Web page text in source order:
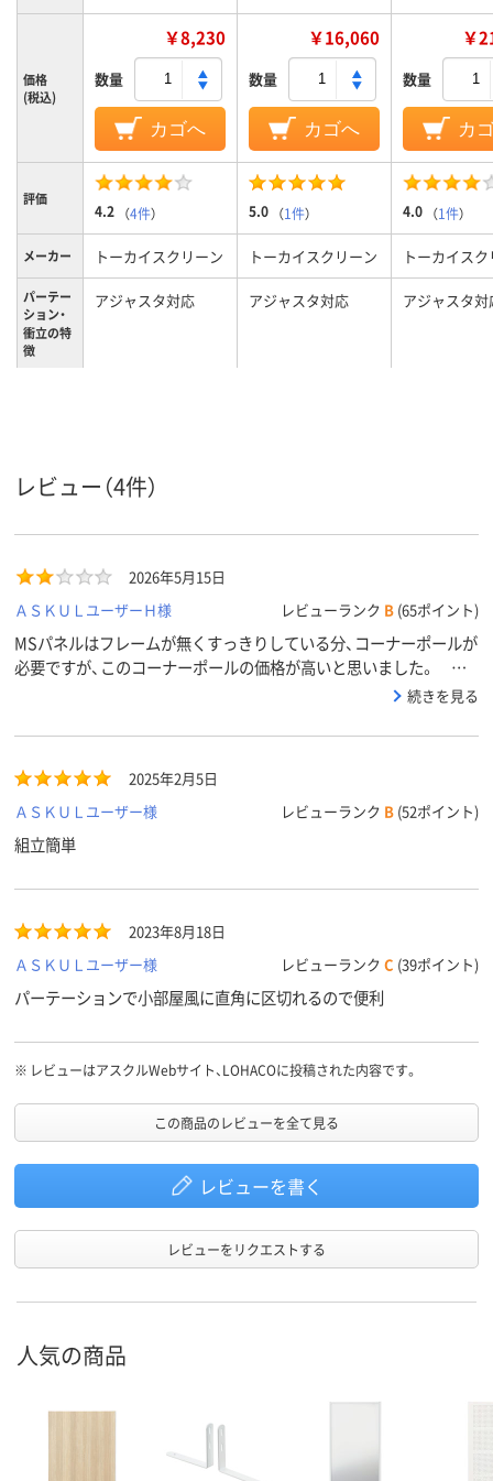
価格
(税込)
￥8,230
数量
カゴへ
￥16,060
数量
カゴへ
￥
数量
カ
評価
4.2 （4件） 5.0 （1件） 4.0 （1件）
メーカー トーカイスクリーン トーカイスクリーン トーカイス
パーテー
ション・
衝立の特
徴
アジャスタ対応 アジャスタ対応 アジャスタ対
質量 0.8kg
レビュー（4件）
2026年5月15日
ＡＳＫＵＬユーザーＨ様
レビューランク B (65ポイント)
MSパネルはフレームが無くすっきりしている分、コーナーポールが
必要ですが、このコーナーポールの価格が高いと思いました。 あ
とパネルがすっきりとして見た目良い分、コーナーポールの設置後
続きを見る
2025年2月5日
ＡＳＫＵＬユーザー様
レビューランク B (52ポイント)
組立簡単
2023年8月18日
ＡＳＫＵＬユーザー様
レビューランク C (39ポイント)
パーテーションで小部屋風に直角に区切れるので便利
※ レビューはアスクルWebサイト、LOHACOに投稿された内容です。
この商品のレビューを全て見る
レビューを書く
レビューをリクエストする
人気の商品